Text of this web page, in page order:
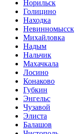
Норильск
Голицино
Находка
Невинномысск
Михайловка
Надым
Нальчик
Махачкала
Лосино
Конаково
Губкин
Энгельс
Чузавой
Элиста
Балашов